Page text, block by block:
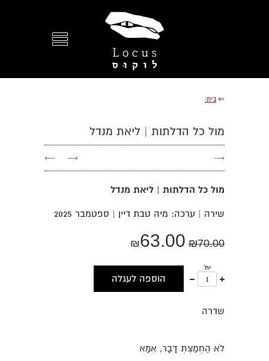
⇐ בית/
מול כל הדלתות | ליאת מנדל
→
→
←
מול כל הדלתות | ליאת מנדל
שירה | ערכה: מיה טבת דיין | ספטמבר 2025
₪70.00
₪63.00
יח'
עוד
אחד
הוספה לעגלה
שדרה
לֹא הֶחְמַצְתְּ דָּבָר, אִמָּא